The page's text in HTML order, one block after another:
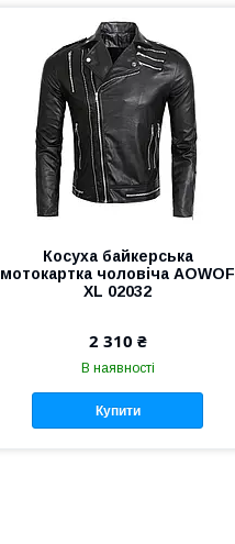
Косуха байкерська
мотокартка чоловіча AOWOF
XL 02032
2 310 ₴
В наявності
Купити